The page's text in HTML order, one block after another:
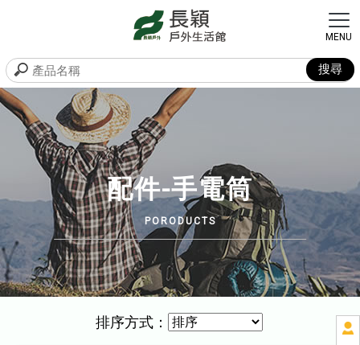
配件-手電筒
排序方式：